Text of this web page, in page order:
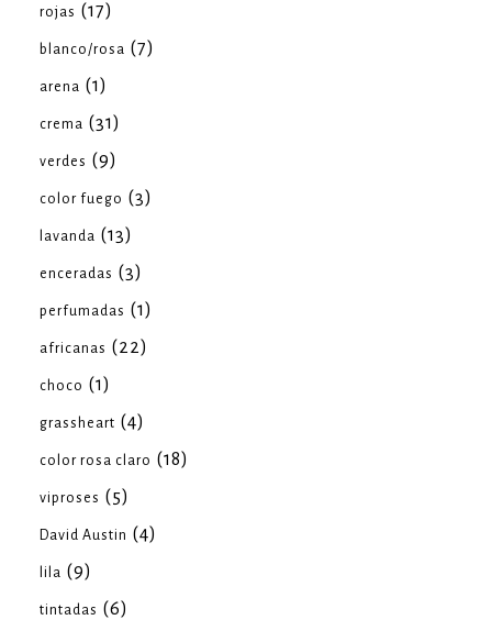
rojas (17)
blanco/rosa (7)
arena (1)
crema (31)
verdes (9)
color fuego (3)
lavanda (13)
enceradas (3)
perfumadas (1)
africanas (22)
choco (1)
grassheart (4)
color rosa claro (18)
viproses (5)
David Austin (4)
lila (9)
tintadas (6)